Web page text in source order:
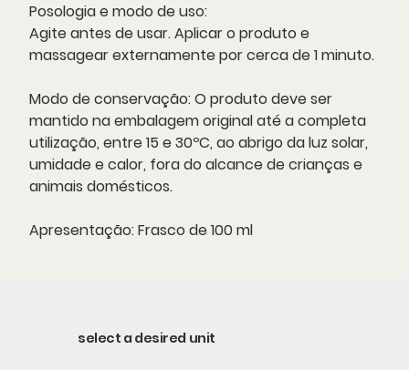
Posologia e modo de uso:
Agite antes de usar. Aplicar o produto e
massagear externamente por cerca de 1 minuto.
Modo de conservação:O produto deve ser
mantido na embalagem original até a completa
utilização, entre 15 e 30ºC, ao abrigo da luz solar,
umidade e calor, fora do alcance de crianças e
animais domésticos.
Apresentação:Frasco de 100 ml
select a desired unit